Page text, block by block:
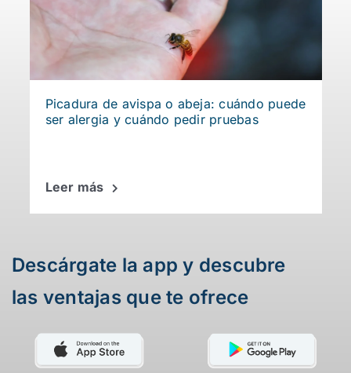
Picadura de avispa o abeja: cuándo puede
ser alergia y cuándo pedir pruebas
Leer más
Descárgate la app y descubre
las ventajas que te ofrece